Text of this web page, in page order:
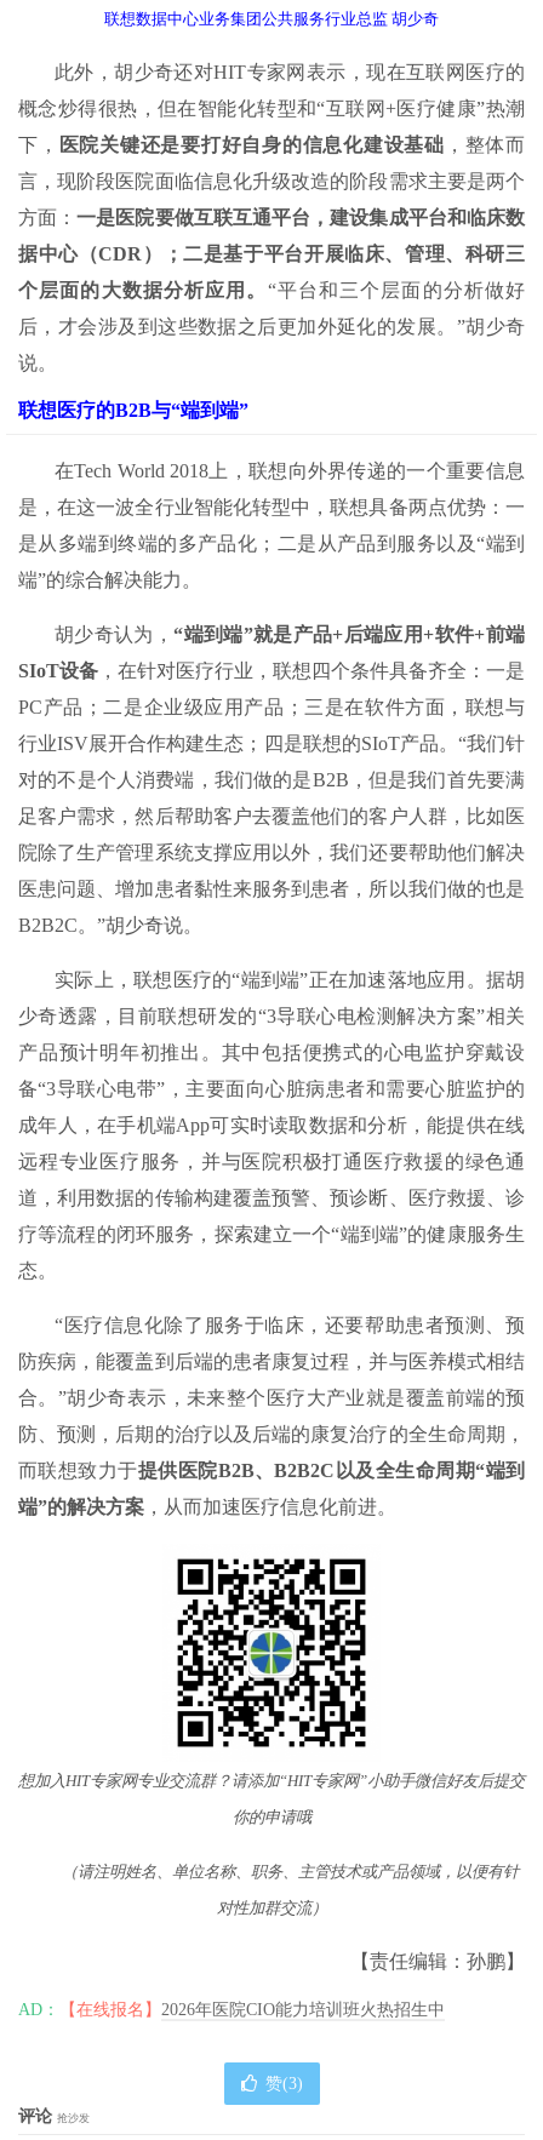
联想数据中心业务集团公共服务行业总监 胡少奇
此外，胡少奇还对HIT专家网表示，现在互联网医疗的
概念炒得很热，但在智能化转型和“互联网+医疗健康”热潮
下，
医院关键还是要打好自身的信息化建设基础 ，整体而
言，现阶段医院面临信息化升级改造的阶段需求主要是两个
方面：一是医院要做互联互通平台，建设集成平台和临床数
据中心（CDR）；二是基于平台开展临床、管理、科研三
个层面的大数据分析应用。 “平台和三个层面的分析做好
后，才会涉及到这些数据之后更加外延化的发展。”胡少奇
说。
联想医疗的B2B与“端到端”
在Tech World 2018上，联想向外界传递的一个重要信息
是，在这一波全行业智能化转型中，联想具备两点优势：一
是从多端到终端的多产品化；二是从产品到服务以及“端到
端”的综合解决能力。
胡少奇认为，“端到端”就是产品+后端应用+软件+前端
SIoT设备 ，在针对医疗行业，联想四个条件具备齐全：一是
PC产品；二是企业级应用产品；三是在软件方面，联想与
行业ISV展开合作构建生态；四是联想的SIoT产品。“我们针
对的不是个人消费端，我们做的是B2B，但是我们首先要满
足客户需求，然后帮助客户去覆盖他们的客户人群，比如医
院除了生产管理系统支撑应用以外，我们还要帮助他们解决
医患问题、增加患者黏性来服务到患者，所以我们做的也是
B2B2C。”胡少奇说。
实际上，联想医疗的“端到端”正在加速落地应用。据胡
少奇透露，目前联想研发的“3导联心电检测解决方案”相关
产品预计明年初推出。其中包括便携式的心电监护穿戴设
备“3导联心电带”，主要面向心脏病患者和需要心脏监护的
成年人，在手机端App可实时读取数据和分析，能提供在线
远程专业医疗服务，并与医院积极打通医疗救援的绿色通
道，利用数据的传输构建覆盖预警、预诊断、医疗救援、诊
疗等流程的闭环服务，探索建立一个“端到端”的健康服务生
态。
“医疗信息化除了服务于临床，还要帮助患者预测、预
防疾病，能覆盖到后端的患者康复过程，并与医养模式相结
合。”胡少奇表示，未来整个医疗大产业就是覆盖前端的预
防、预测，后期的治疗以及后端的康复治疗的全生命周期，
而联想致力于提供医院B2B、B2B2C以及全生命周期“端到
端”的解决方案 ，从而加速医疗信息化前进。
想加入HIT专家网专业交流群？请添加“HIT专家网”小助手微信好友后提交
你的申请哦
（请注明姓名、单位名称、职务、主管技术或产品领域，以便有针
对性加群交流）
【责任编辑：孙鹏】
AD： 【在线报名】 2026年医院CIO能力培训班火热招生中
赞(3)
评论 抢沙发